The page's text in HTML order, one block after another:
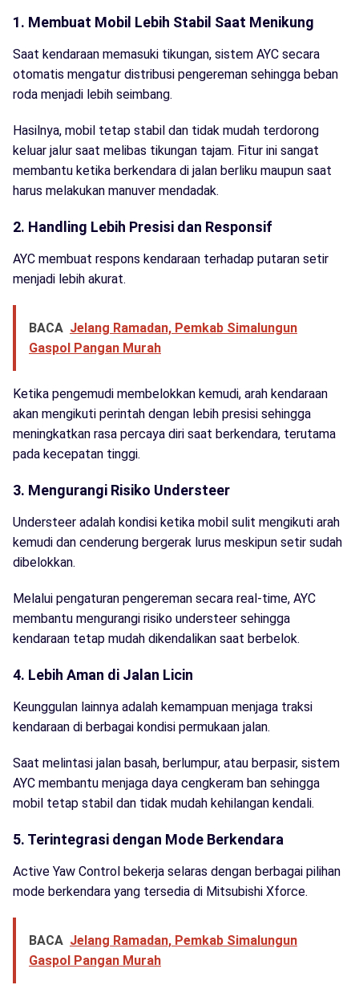
1. Membuat Mobil Lebih Stabil Saat Menikung
Saat kendaraan memasuki tikungan, sistem AYC secara
otomatis mengatur distribusi pengereman sehingga beban
roda menjadi lebih seimbang.
Hasilnya, mobil tetap stabil dan tidak mudah terdorong
keluar jalur saat melibas tikungan tajam. Fitur ini sangat
membantu ketika berkendara di jalan berliku maupun saat
harus melakukan manuver mendadak.
2. Handling Lebih Presisi dan Responsif
AYC membuat respons kendaraan terhadap putaran setir
menjadi lebih akurat.
BACA Jelang Ramadan, Pemkab Simalungun
Gaspol Pangan Murah
Ketika pengemudi membelokkan kemudi, arah kendaraan
akan mengikuti perintah dengan lebih presisi sehingga
meningkatkan rasa percaya diri saat berkendara, terutama
pada kecepatan tinggi.
3. Mengurangi Risiko Understeer
Understeer adalah kondisi ketika mobil sulit mengikuti arah
kemudi dan cenderung bergerak lurus meskipun setir sudah
dibelokkan.
Melalui pengaturan pengereman secara real-time, AYC
membantu mengurangi risiko understeer sehingga
kendaraan tetap mudah dikendalikan saat berbelok.
4. Lebih Aman di Jalan Licin
Keunggulan lainnya adalah kemampuan menjaga traksi
kendaraan di berbagai kondisi permukaan jalan.
Saat melintasi jalan basah, berlumpur, atau berpasir, sistem
AYC membantu menjaga daya cengkeram ban sehingga
mobil tetap stabil dan tidak mudah kehilangan kendali.
5. Terintegrasi dengan Mode Berkendara
Active Yaw Control bekerja selaras dengan berbagai pilihan
mode berkendara yang tersedia di Mitsubishi Xforce.
BACA Jelang Ramadan, Pemkab Simalungun
Gaspol Pangan Murah